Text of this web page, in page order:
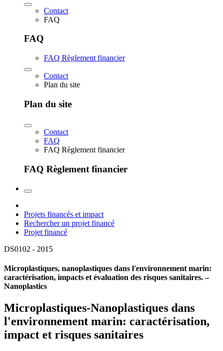
Contact
FAQ
FAQ
FAQ Règlement financier
Contact
Plan du site
Plan du site
Contact
FAQ
FAQ Règlement financier
FAQ Règlement financier
Projets financés et impact
Rechercher un projet financé
Projet financé
DS0102 - 2015
Microplastiques, nanoplastiques dans l'environnement marin:
caractérisation, impacts et évaluation des risques sanitaires. –
Nanoplastics
Microplastiques-Nanoplastiques dans
l'environnement marin: caractérisation,
impact et risques sanitaires